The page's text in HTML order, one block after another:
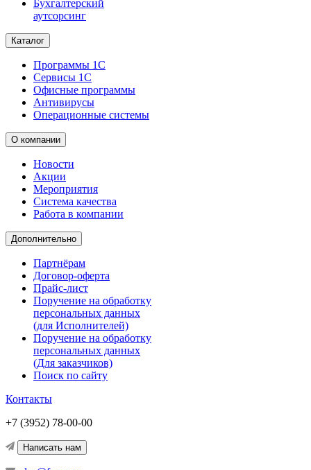
Бухгалтерский
аутсорсинг
Каталог
Программы 1С
Сервисы 1С
Офисные программы
Антивирусы
Операционные системы
О компании
Новости
Акции
Мероприятия
Система качества
Работа в компании
Дополнительно
Партнёрам
Договор-оферта
Прайс-лист
Поручение на обработку
персональных данных
(для Исполнителей)
Поручение на обработку
персональных данных
(Для заказчиков)
Поиск по сайту
Контакты
+7 (3952) 78-00-00
Написать нам